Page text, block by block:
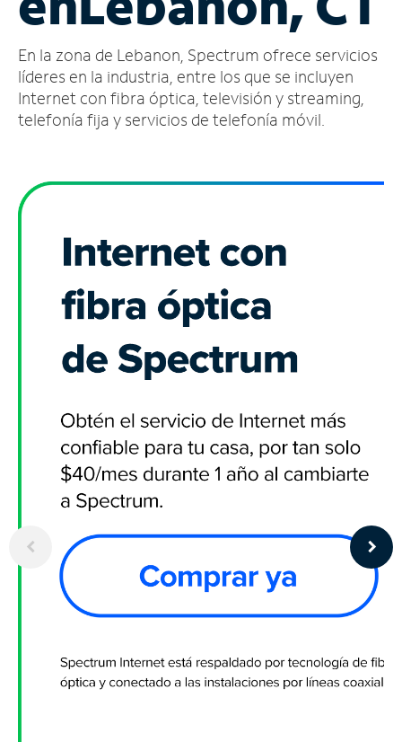
cuenta
Encuentra
una
tienda
En la zona de Lebanon, Spectrum ofrece servicios
líderes en la industria, entre los que se incluyen
Internet con fibra óptica, televisión y streaming,
telefonía fija y servicios de telefonía móvil.